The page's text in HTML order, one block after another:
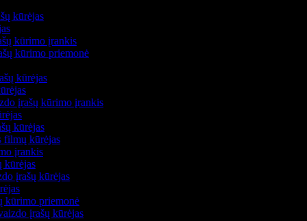
kūrėjas
kūrimo įrankis
kūrimo priemonė
kūrėjas
įrašų kūrimo įrankis
kūrėjas
filmų kūrėjas
įrankis
kūrėjas
įrašų kūrėjas
kūrimo priemonė
įrašų kūrėjas